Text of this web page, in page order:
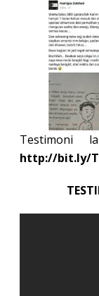
Testimoni
http://bit.ly/